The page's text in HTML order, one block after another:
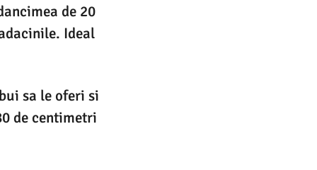
de 20
Ideal
sa le oferi si
de centimetri